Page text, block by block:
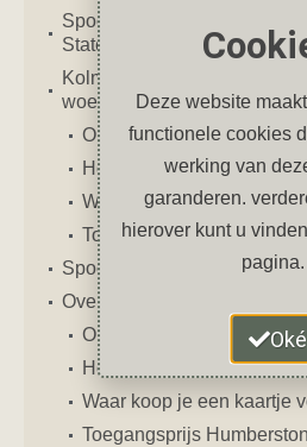
Spookstadjes in Namibië,
Staten
Kolmanskop, een verlaten
woestijn
Ons bezoek aan
Hoe kom je bij
Waar koop je een kaartje
Toegangsprijs Kolmanskop
Spookstadjes in Chili
Over Humberstone
Ons bezoek aan
Hoe kom je bij
Waar koop je een kaartje
Toegangsprijs
Deze website
functionele cookies
werking van
garanderen.
hierover kunt u
pagina.
Oké